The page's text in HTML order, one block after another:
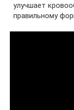
улучшает
правильному